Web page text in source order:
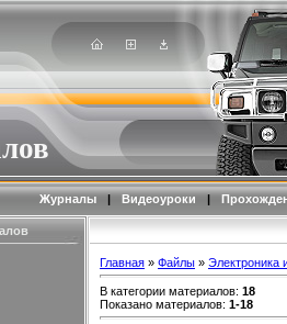
Журналы | Видеоуроки |
Главная » Файлы » Электроника
В категории материалов: 18
Показано материалов: 1-18